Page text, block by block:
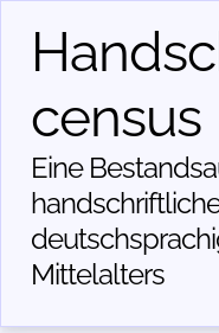
census
Eine
Mittelalters